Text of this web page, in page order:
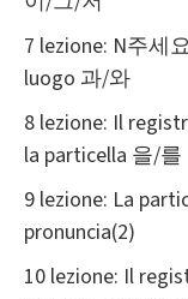
7 lezione: N주세
luogo 과/와
8 lezione: Il
la particella 을/를
9 lezione: La
pronuncia(2)
10 lezione: Il